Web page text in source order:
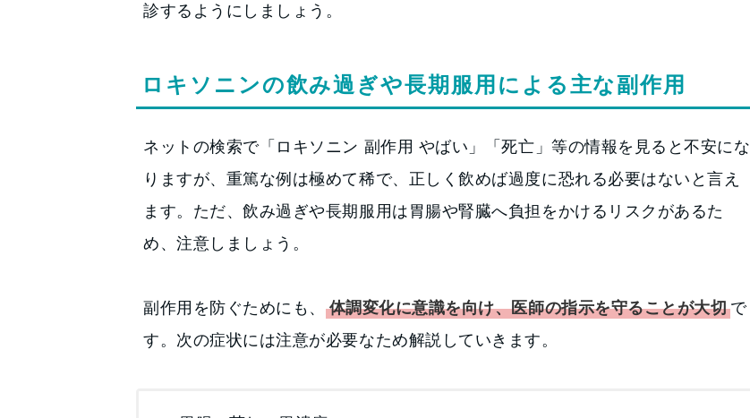
診するようにしましょう。
ロキソニンの飲み過ぎや長期服用による主な副作用
ネットの検索で「ロキソニン 副作用 やばい」「死亡」等の情報を見ると不安にな
りますが、重篤な例は極めて稀で、正しく飲めば過度に恐れる必要はないと言え
ます。ただ、飲み過ぎや長期服用は胃腸や腎臓へ負担をかけるリスクがあるた
め、注意しましょう。
副作用を防ぐためにも、 体調変化に意識を向け、医師の指示を守ることが大切 で
す。次の症状には注意が必要なため解説していきます。